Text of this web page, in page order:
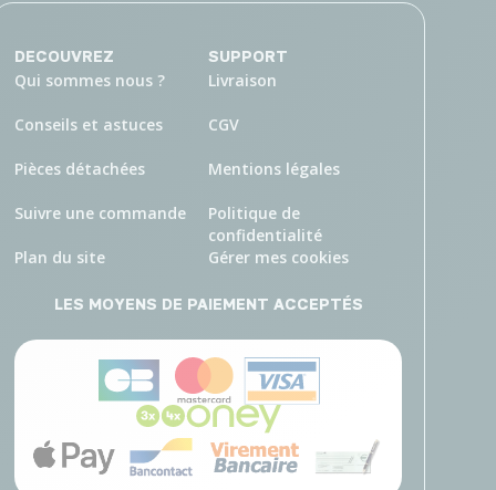
DECOUVREZ
Qui sommes nous ?
Conseils et astuces
Pièces détachées
Suivre une commande
Plan du site
SUPPORT
Livraison
CGV
Mentions légales
Politique de
confidentialité
Gérer mes cookies
LES MOYENS DE PAIEMENT ACCEPTÉS